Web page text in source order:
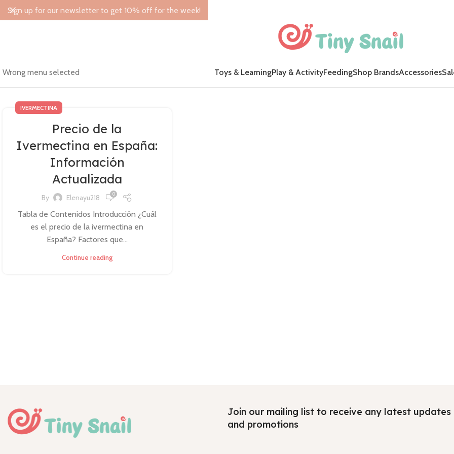
Wrong menu selected Toys & LearningPlay & ActivityFeedingShop BrandsAccessories
IVERMECTINA
Precio de la
Ivermectina en España:
Información
Actualizada
By Elenayu218 0
Tabla de Contenidos Introducción ¿Cuál
es el precio de la ivermectina en
España? Factores que...
Continue reading
Join our mailing list to receive any latest updates
and promotions
Sign up for our newsletter to get 10% off for the week!